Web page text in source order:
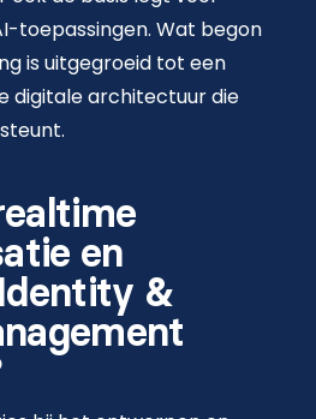
toepassingen. Wat begon
is uitgegroeid tot een
digitale architectuur die
en
&